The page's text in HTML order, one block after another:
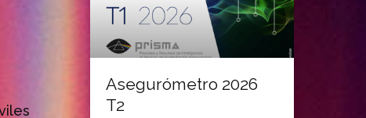
Asegurómetro 2026
T2